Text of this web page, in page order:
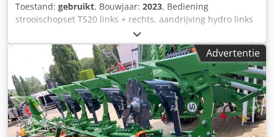
Toestand: gebruikt, Bouwjaar: 2023, Bediening
strooischopset TS20 links + rechts, aandrijving hydro links
+ rechts met Auto TS / en FlowControl hoofdschijf links +
rechts met AutoTS, buisbeschermbeugel, rol- en
parkeerinrichting draaibaar, werkverlichting,
hellingssensor voor weegsysteem / 16 stuks EasyCheck-
Djdpfx Aajt A Tzwe Iskr
Advertentie